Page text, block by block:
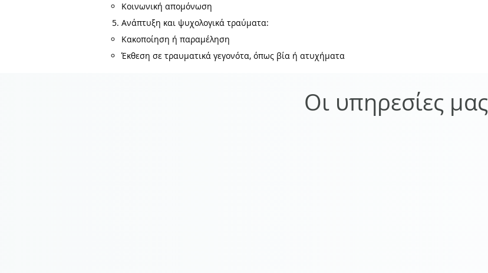
Κοινωνική απομόνωση
Ανάπτυξη και ψυχολογικά τραύματα:
Κακοποίηση ή παραμέληση
Έκθεση σε τραυματικά γεγονότα, όπως βία ή ατυχήματα
Οι υπηρεσίες μας